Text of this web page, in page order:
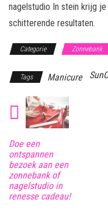
nagelstudio In stein krijg
schitterende resultaten.
Categorie Zonnebank
Tags Manicure
Doe een
ontspannen
bezoek aan een
zonnebank of
nagelstudio in
renesse cadeau!